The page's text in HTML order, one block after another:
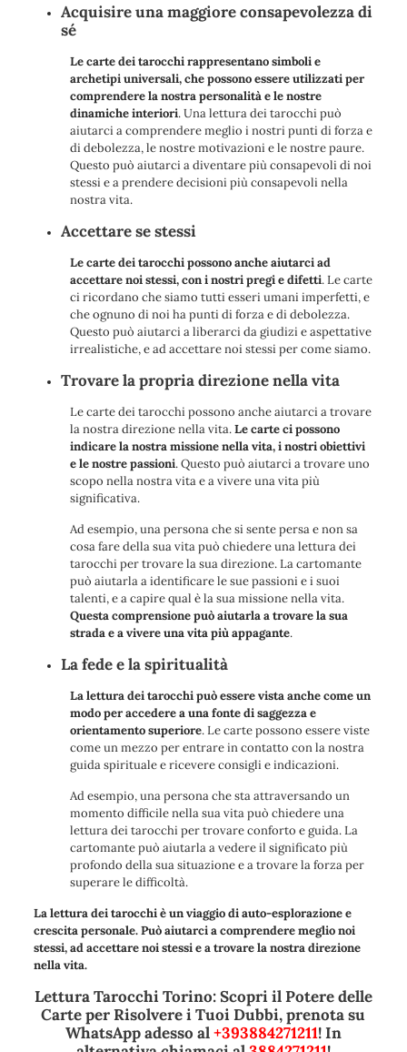
Acquisire una maggiore consapevolezza di
sé
Le carte dei tarocchi rappresentano simboli e
archetipi universali, che possono essere utilizzati per
comprendere la nostra personalità e le nostre
dinamiche interiori. Una lettura dei tarocchi può
aiutarci a comprendere meglio i nostri punti di forza e
di debolezza, le nostre motivazioni e le nostre paure.
Questo può aiutarci a diventare più consapevoli di noi
stessi e a prendere decisioni più consapevoli nella
nostra vita.
Accettare se stessi
Le carte dei tarocchi possono anche aiutarci ad
accettare noi stessi, con i nostri pregi e difetti. Le carte
ci ricordano che siamo tutti esseri umani imperfetti, e
che ognuno di noi ha punti di forza e di debolezza.
Questo può aiutarci a liberarci da giudizi e aspettative
irrealistiche, e ad accettare noi stessi per come siamo.
Trovare la propria direzione nella vita
Le carte dei tarocchi possono anche aiutarci a trovare
la nostra direzione nella vita.Le carte ci possono
indicare la nostra missione nella vita, i nostri obiettivi
e le nostre passioni. Questo può aiutarci a trovare uno
scopo nella nostra vita e a vivere una vita più
significativa.
Ad esempio, una persona che si sente persa e non sa
cosa fare della sua vita può chiedere una lettura dei
tarocchi per trovare la sua direzione. La cartomante
può aiutarla a identificare le sue passioni e i suoi
talenti, e a capire qual è la sua missione nella vita.
Questa comprensione può aiutarla a trovare la sua
strada e a vivere una vita più appagante.
La fede e la spiritualità
La lettura dei tarocchi può essere vista anche come un
modo per accedere a una fonte di saggezza e
orientamento superiore. Le carte possono essere viste
come un mezzo per entrare in contatto con la nostra
guida spirituale e ricevere consigli e indicazioni.
Ad esempio, una persona che sta attraversando un
momento difficile nella sua vita può chiedere una
lettura dei tarocchi per trovare conforto e guida. La
cartomante può aiutarla a vedere il significato più
profondo della sua situazione e a trovare la forza per
superare le difficoltà.
La lettura dei tarocchi è un viaggio di auto-esplorazione e
crescita personale. Può aiutarci a comprendere meglio noi
stessi, ad accettare noi stessi e a trovare la nostra direzione
nella vita.
Lettura Tarocchi Torino: Scopri il Potere delle
Carte per Risolvere i Tuoi Dubbi, prenota su
WhatsApp adesso al+393884271211! In